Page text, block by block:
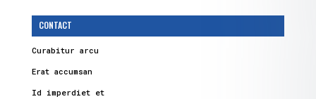
CONTACT
Curabitur arcu
Erat accumsan
Id imperdiet et